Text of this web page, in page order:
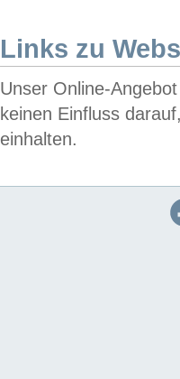
Links zu
Unser Online-
keinen Einfluss
einhalten.